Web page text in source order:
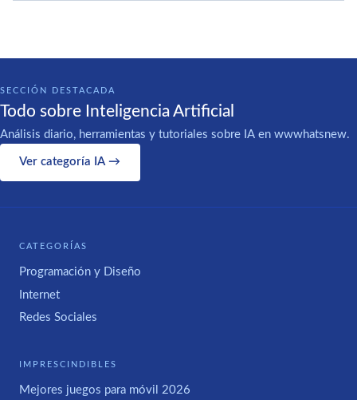
SECCIÓN DESTACADA
Todo sobre Inteligencia Artificial
Análisis diario, herramientas y tutoriales sobre IA en wwwhatsnew.
Ver categoría IA →
CATEGORÍAS
Programación y Diseño
Internet
Redes Sociales
IMPRESCINDIBLES
Mejores juegos para móvil 2026